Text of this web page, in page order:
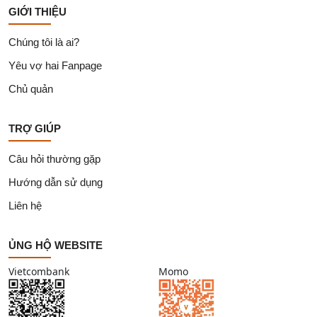
GIỚI THIỆU
Chúng tôi là ai?
Yêu vợ hai Fanpage
Chủ quản
TRỢ GIÚP
Câu hỏi thường gặp
Hướng dẫn sử dụng
Liên hệ
ỦNG HỘ WEBSITE
Vietcombank Momo